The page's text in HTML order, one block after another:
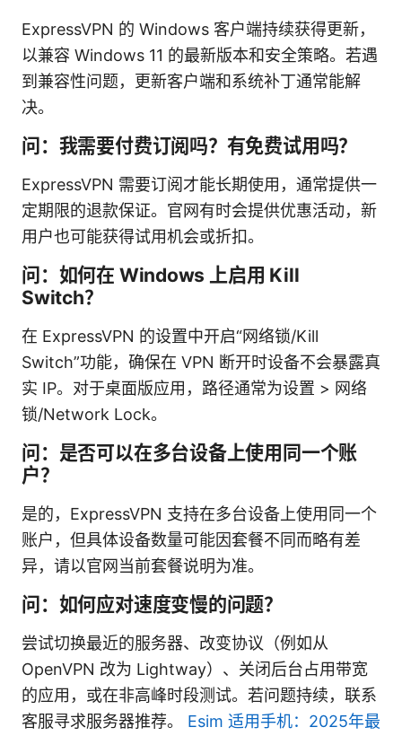
ExpressVPN 的 Windows 客户端持续获得更新，
以兼容 Windows 11 的最新版本和安全策略。若遇
到兼容性问题，更新客户端和系统补丁通常能解
决。
问：我需要付费订阅吗？有免费试用吗？
ExpressVPN 需要订阅才能长期使用，通常提供一
定期限的退款保证。官网有时会提供优惠活动，新
用户也可能获得试用机会或折扣。
问：如何在 Windows 上启用 Kill
Switch？
在 ExpressVPN 的设置中开启“网络锁/Kill
Switch”功能，确保在 VPN 断开时设备不会暴露真
实 IP。对于桌面版应用，路径通常为设置 > 网络
锁/Network Lock。
问：是否可以在多台设备上使用同一个账
户？
是的，ExpressVPN 支持在多台设备上使用同一个
账户，但具体设备数量可能因套餐不同而略有差
异，请以官网当前套餐说明为准。
问：如何应对速度变慢的问题？
尝试切换最近的服务器、改变协议（例如从
OpenVPN 改为 Lightway）、关闭后台占用带宽
的应用，或在非高峰时段测试。若问题持续，联系
客服寻求服务器推荐。 Esim 适用手机：2025年最